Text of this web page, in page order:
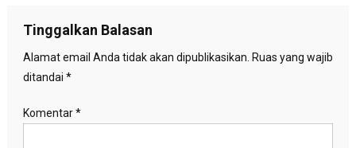
Tinggalkan Balasan
Alamat email Anda tidak akan dipublikasikan. Ruas yang wajib
ditandai *
Komentar*